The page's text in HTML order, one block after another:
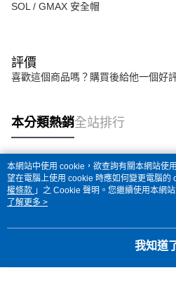
SOL / GMAX 安全帽
評價
喜歡這個商品嗎？購買後給他一個好
本分類熱銷全站排行
熱門標籤
本網站中使用 cookie，欲查詢有關本網站使
望在電腦上使用 cookie 時應如何變更電腦的
權條款 」之 Cookie 聲明。您繼續使用本網
用條款之 Cookie 聲明使用 cookie。
了解更多 >
我知道